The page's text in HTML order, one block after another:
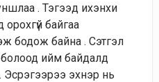
. Тэгээд ихэнхи
байгаа
бодож байна . Сэтгэл
болоод ийм байдалд
Эсрэгээрээ эхнэр нь